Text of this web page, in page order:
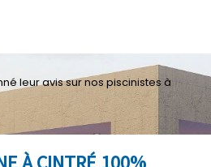
leuravis sur nos piscinistes à